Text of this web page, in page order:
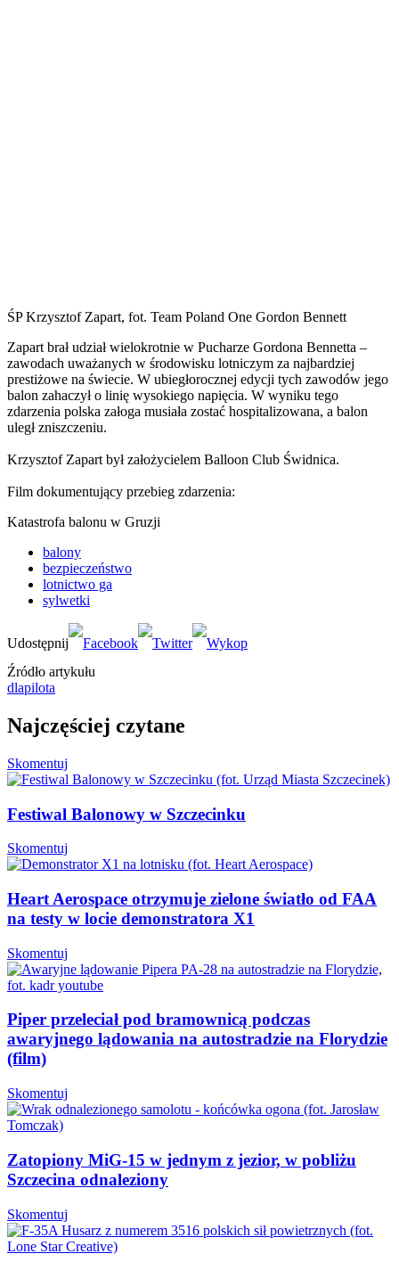
ŚP Krzysztof Zapart, fot. Team Poland One Gordon Bennett
Zapart brał udział wielokrotnie w Pucharze Gordona Bennetta –
zawodach uważanych w środowisku lotniczym za najbardziej
prestiżowe na świecie. W ubiegłorocznej edycji tych zawodów jego
balon zahaczył o linię wysokiego napięcia. W wyniku tego
zdarzenia polska załoga musiała zostać hospitalizowana, a balon
uległ zniszczeniu.
Krzysztof Zapart był założycielem Balloon Club Świdnica.
Film dokumentujący przebieg zdarzenia:
Katastrofa balonu w Gruzji
balony
bezpieczeństwo
lotnictwo ga
sylwetki
Źródło artykułu
dlapilota
Najczęściej czytane
Skomentuj
Festiwal Balonowy w Szczecinku
Skomentuj
Heart Aerospace otrzymuje zielone światło od FAA
na testy w locie demonstratora X1
Skomentuj
Piper przeleciał pod bramownicą podczas
awaryjnego lądowania na autostradzie na Florydzie
(film)
Skomentuj
Zatopiony MiG-15 w jednym z jezior, w pobliżu
Szczecina odnaleziony
Skomentuj